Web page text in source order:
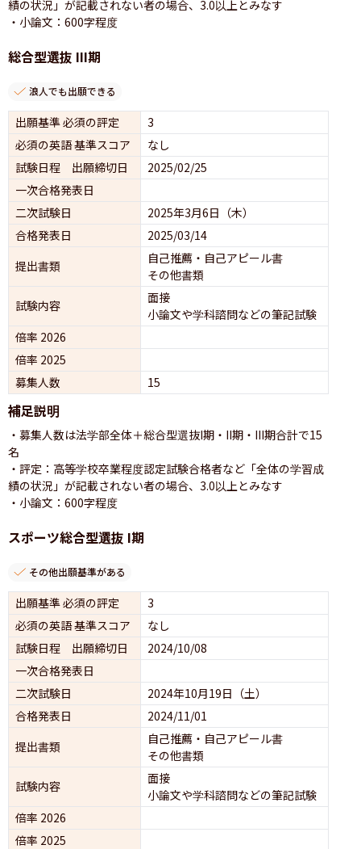
績の状況」が記載されない者の場合、3.0以上とみなす
・小論文：600字程度
総合型選抜 III期
浪人でも出願できる
出願基準 必須の評定
3
必須の英語 基準スコア
なし
試験日程 出願締切日
2025/02/25
一次合格発表日
二次試験日
2025年3月6日（木）
合格発表日
2025/03/14
提出書類
自己推薦・自己アピール書
その他書類
試験内容
面接
小論文や学科諮問などの筆記試験
倍率 2026
倍率 2025
募集人数
15
補足説明
・募集人数は法学部全体＋総合型選抜I期・II期・III期合計で15
名
・評定：高等学校卒業程度認定試験合格者など「全体の学習成
績の状況」が記載されない者の場合、3.0以上とみなす
・小論文：600字程度
スポーツ総合型選抜 I期
その他出願基準がある
出願基準 必須の評定
3
必須の英語 基準スコア
なし
試験日程 出願締切日
2024/10/08
一次合格発表日
二次試験日
2024年10月19日（土）
合格発表日
2024/11/01
提出書類
自己推薦・自己アピール書
その他書類
試験内容
面接
小論文や学科諮問などの筆記試験
倍率 2026
倍率 2025